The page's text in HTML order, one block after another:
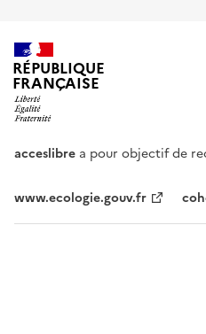
RÉPUBLIQUE
FRANÇAISE
acceslibre a pour objectif de
www.ecologie.gouv.fr